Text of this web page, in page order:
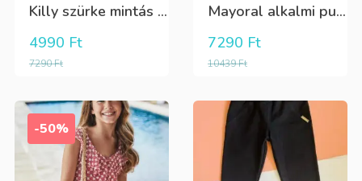
Killy szürke mintás rövidnadrág
7290Ft
4990 Ft
Mayoral alkalmi puha kék élre vasalt nadrág, behúzható derékrésszel
10439Ft
7290 Ft
-50%